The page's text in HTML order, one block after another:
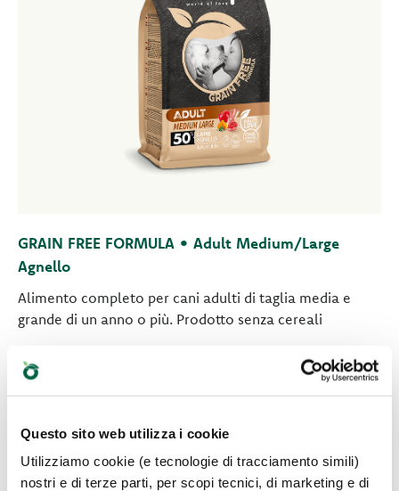
Questo sito web utilizza i cookie
Utilizziamo cookie (e tecnologie di tracciamento simili)
nostri e di terze parti, per scopi tecnici, di marketing e di
GRAIN FREE FORMULA • Adult Medium/Large
Agnello
Alimento completo per cani adulti di taglia media e
grande di un anno o più. Prodotto senza cereali